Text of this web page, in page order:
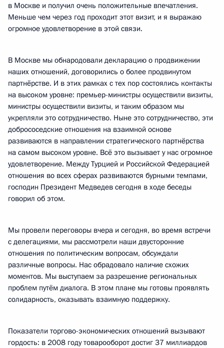
в Москве и получил очень положительные впечатления.
Меньше чем через год проходит этот визит, и я выражаю
огромное удовлетворение в этой связи.
В Москве мы обнародовали декларацию о продвижении
наших отношений, договорились о более продвинутом
партнёрстве. И в этих рамках с тех пор состоялись контакты
на высоком уровне: премьер-министры осуществили визиты,
министры осуществили визиты, и таким образом мы
укрепляли это сотрудничество. Ныне это сотрудничество, эти
добрососедские отношения на взаимной основе
развиваются в направлении стратегического партнёрства
на самом высоком уровне. Всё это вызывает у нас огромное
удовлетворение. Между Турцией и Российской Федерацией
отношения во всех сферах развиваются бурными темпами,
господин Президент Медведев сегодня в ходе беседы
говорил об этом.
Мы провели переговоры вчера и сегодня, во время встречи
с делегациями, мы рассмотрели наши двусторонние
отношения по политическим вопросам, обсуждали
различные вопросы. Нас обрадовало наличие схожих
моментов. Мы выступаем за разрешение региональных
проблем путём диалога. В этом плане мы готовы проявлять
солидарность, оказывать взаимную поддержку.
Показатели торгово-экономических отношений вызывают
гордость: в 2008 году товарооборот достиг 37 миллиардов